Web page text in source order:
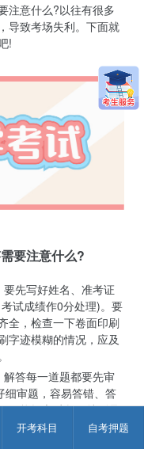
开考科目 自考押题
意什么?以往有很多
导致考场失利。下面就
!
要注意什么?
先写好姓名、准考证
试成绩作0分处理)。要
全，检查一下卷面印刷
字迹模糊的情况，应及
答每一道题都要先审
细审题，容易答错、答
不能操之过急，特别是
特别注意，有的考生将